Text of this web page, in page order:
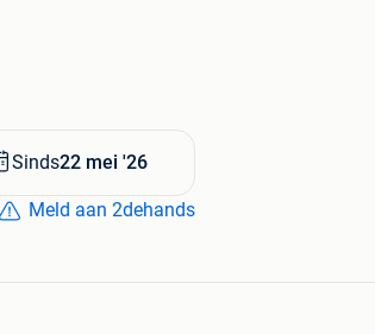
Sinds22 mei '26
Meld aan 2dehands